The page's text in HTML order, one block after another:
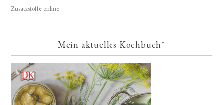
Zusatzstoffe online
Mein aktuelles Kochbuch*